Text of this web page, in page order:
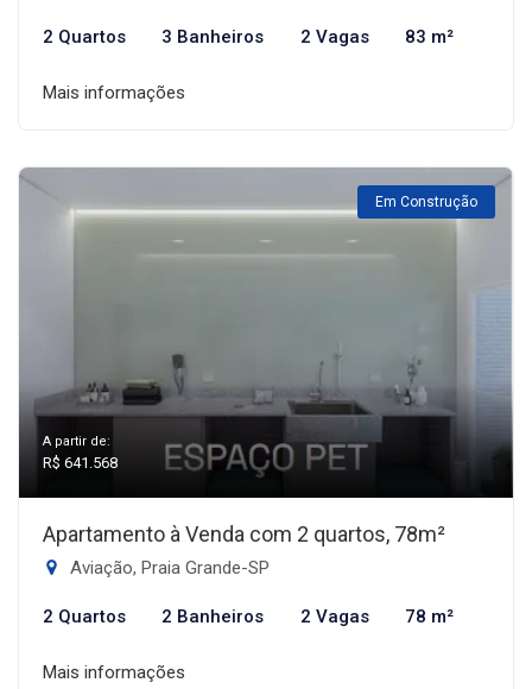
2 Quartos 3 Banheiros 2 Vagas 83 m²
Mais informações
Em Construção
A partir de:
R$ 641.568
Apartamento à Venda com 2 quartos, 78m²
Aviação, Praia Grande-SP
2 Quartos 2 Banheiros 2 Vagas 78 m²
Mais informações